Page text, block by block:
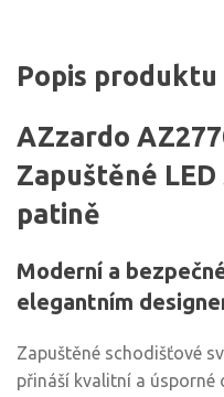
Popis produktu
AZzardo
Zapuštěné
patině
Moderní a
elegantním
Zapuštěné schodišťové
přináší kvalitní a úsporné